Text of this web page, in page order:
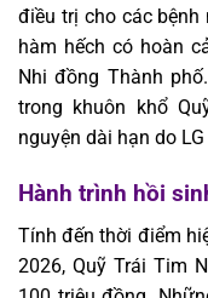
điều trị cho các
hàm hếch có hoàn
Nhi đồng Thành
trong khuôn khổ
nguyện dài hạn do
Hành trình hồi
Tính đến thời điểm
2026, Quỹ Trái Tim